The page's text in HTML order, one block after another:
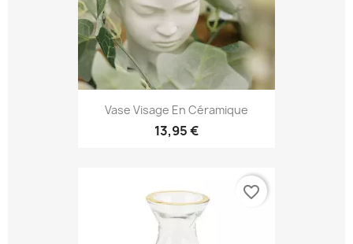
Vase Visage En Céramique
13,95 €
favorite_border